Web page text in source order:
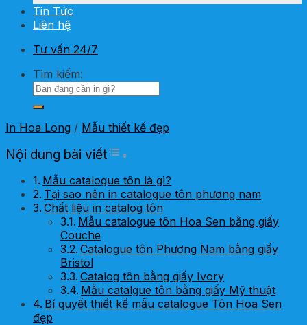
Tin Tức
Liên hệ
Tư vấn 24/7
Tìm kiếm:
In Hoa Long / Mẫu thiết kế đẹp
Nội dung bài viết Toggle Table of Content
Mẫu catalogue tôn là gì?
Tại sao nên in catalogue tôn phương nam
Chất liệu in catalog tôn
Mẫu catalogue tôn Hoa Sen bằng giấy
Couche
Catalogue tôn Phương Nam bằng giấy
Bristol
Catalog tôn bằng giấy Ivory
Mẫu catalgue tôn bằng giấy Mỹ thuật
Bí quyết thiết kế mẫu catalogue Tôn Hoa Sen
đẹp